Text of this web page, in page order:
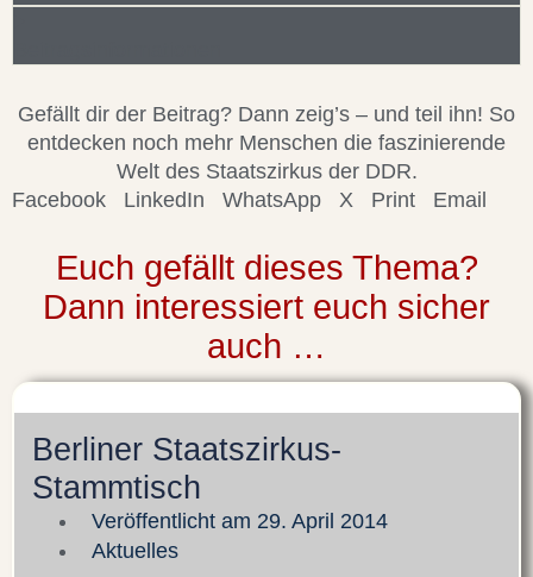
Gefällt dir der Beitrag? Dann zeig’s – und teil ihn! So
entdecken noch mehr Menschen die faszinierende
Welt des Staatszirkus der DDR.
Facebook
LinkedIn WhatsApp X Print Email
Euch gefällt dieses Thema?
Dann interessiert euch sicher
auch …
Berliner Staatszirkus-
Stammtisch
Veröffentlicht am 29. April 2014
Aktuelles